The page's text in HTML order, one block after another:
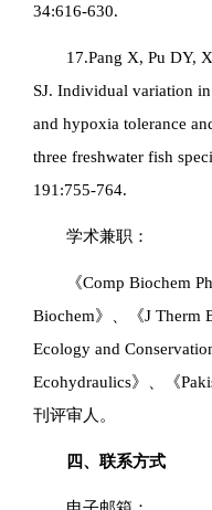
34:616-630.
17.Pang X, Pu DY,
SJ. Individual variation
and hypoxia tolerance
three freshwater fish
191:755-764.
学术兼职：
《Comp Biochem
Biochem》、《J Therm
Ecology and
Ecohydraulics》、《
刊评审人。
四、联系方式